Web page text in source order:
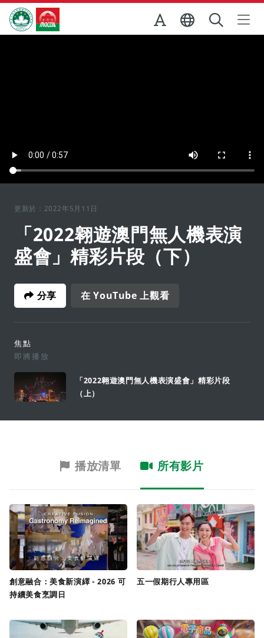
跳至主内容
澳門特別行政區政府旅遊局
更新於：2022年5月11日
「2022翱遊澳門無人機表演
盛會」精彩片段（下）
分享 在 YouTube 上觀看
焦點
即將播放
「2022翱遊澳門無人機表演盛會」精彩片段
（上）
播放清單 所有影片
創意融合：美食新演繹 - 2026 可
持續美食烹調日
五一假期行人專用區